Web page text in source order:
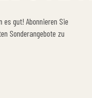
gut! Abonnieren Sie
Sonderangebote zu